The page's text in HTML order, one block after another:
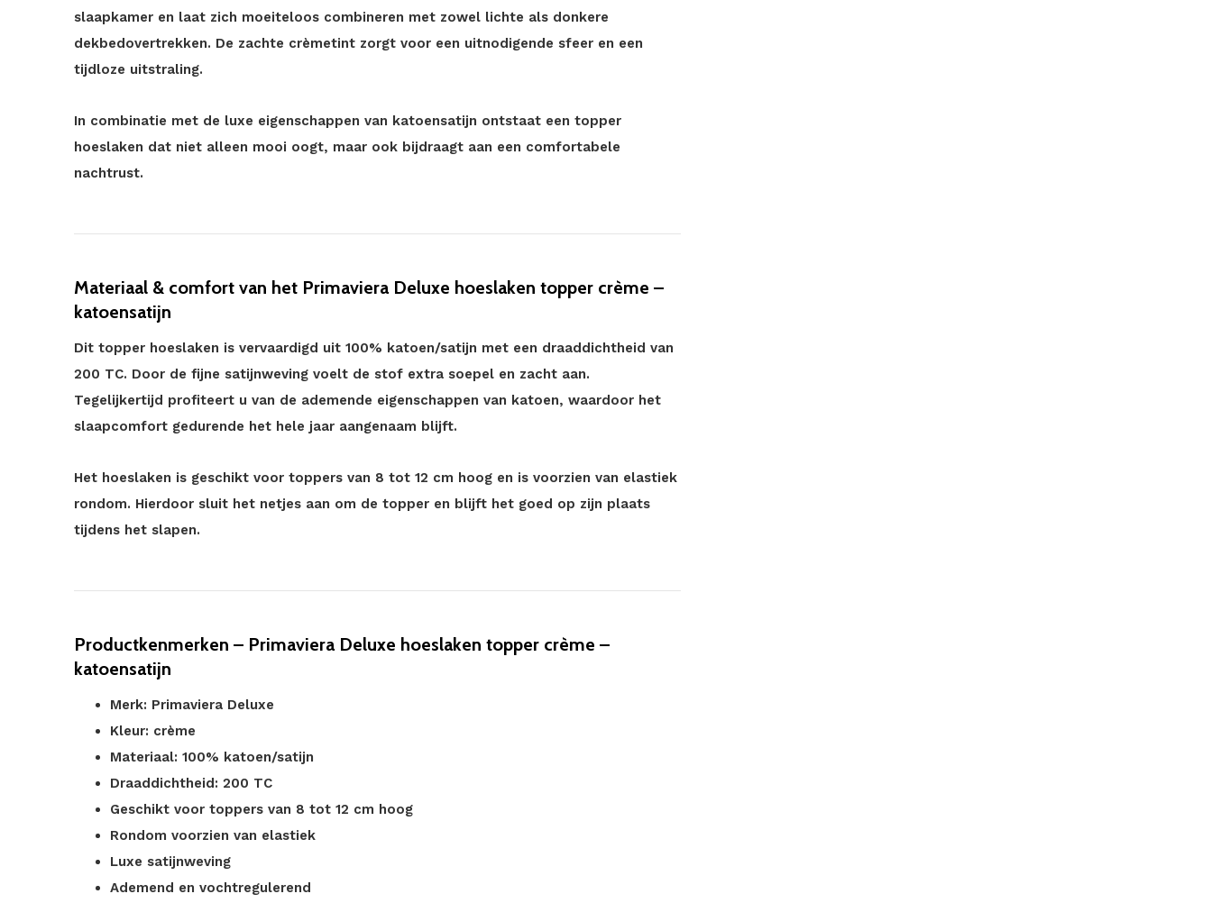
slaapkamer en laat zich moeiteloos combineren met zowel lichte als donkere
dekbedovertrekken. De zachte crèmetint zorgt voor een uitnodigende sfeer en een
tijdloze uitstraling.
In combinatie met de luxe eigenschappen van katoensatijn ontstaat een topper
hoeslaken dat niet alleen mooi oogt, maar ook bijdraagt aan een comfortabele
nachtrust.
Materiaal & comfort van het Primaviera Deluxe hoeslaken topper crème –
katoensatijn
Dit topper hoeslaken is vervaardigd uit 100% katoen/satijn met een draaddichtheid van
200 TC. Door de fijne satijnweving voelt de stof extra soepel en zacht aan.
Tegelijkertijd profiteert u van de ademende eigenschappen van katoen, waardoor het
slaapcomfort gedurende het hele jaar aangenaam blijft.
Het hoeslaken is geschikt voor toppers van 8 tot 12 cm hoog en is voorzien van elastiek
rondom. Hierdoor sluit het netjes aan om de topper en blijft het goed op zijn plaats
tijdens het slapen.
Productkenmerken – Primaviera Deluxe hoeslaken topper crème –
katoensatijn
Merk: Primaviera Deluxe
Kleur: crème
Materiaal: 100% katoen/satijn
Draaddichtheid: 200 TC
Geschikt voor toppers van 8 tot 12 cm hoog
Rondom voorzien van elastiek
Luxe satijnweving
Ademend en vochtregulerend